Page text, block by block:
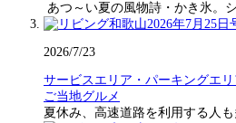
あつ～い夏の風物詩・かき氷。
2026/7/23
サービスエリア・パーキングエ
ご当地グルメ
夏休み、高速道路を利用する人